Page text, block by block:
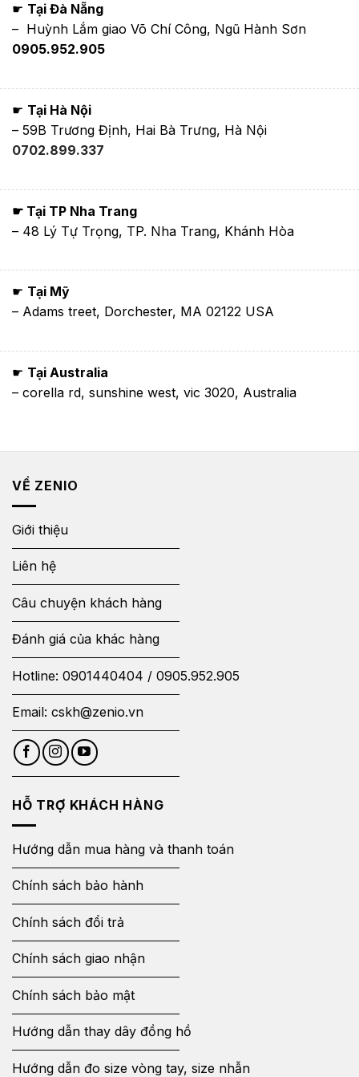
☛ Tại Đà Nẵng
– Huỳnh Lắm giao Võ Chí Công, Ngũ Hành Sơn
0905.952.905
☛ Tại Hà Nội
– 59B Trương Định, Hai Bà Trưng, Hà Nội
0702.899.337
☛ Tại TP Nha Trang
– 48 Lý Tự Trọng, TP. Nha Trang, Khánh Hòa
☛ Tại Mỹ
– Adams treet, Dorchester, MA 02122 USA
☛ Tại Australia
– corella rd, sunshine west, vic 3020, Australia
VỀ ZENIO
Giới thiệu
Liên hệ
Câu chuyện khách hàng
Đánh giá của khác hàng
Hotline: 0901440404 / 0905.952.905
Email: cskh@zenio.vn
HỖ TRỢ KHÁCH HÀNG
Hướng dẫn mua hàng và thanh toán
Chính sách bảo hành
Chính sách đổi trả
Chính sách giao nhận
Chính sách bảo mật
Hướng dẫn thay dây đồng hồ
Hướng dẫn đo size vòng tay, size nhẫn